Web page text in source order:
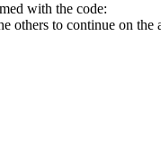
with the code:
others to continue on the